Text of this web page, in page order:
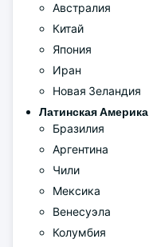
Австралия
Китай
Япония
Иран
Новая Зеландия
Латинская Америка
Бразилия
Аргентина
Чили
Мексика
Венесуэла
Колумбия